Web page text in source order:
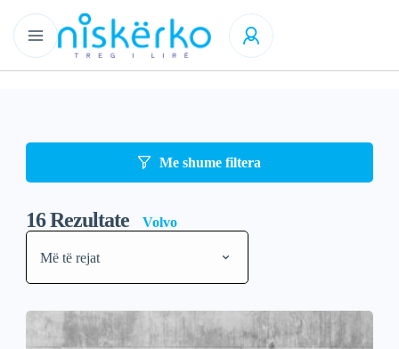
Me shume filtera
16Rezultate Volvo
Më të rejat